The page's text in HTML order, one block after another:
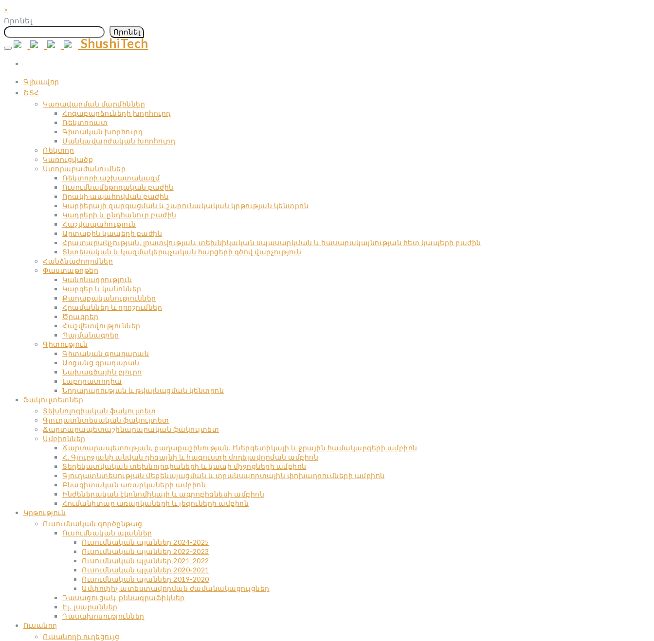
×
Որոնել
Որոնել
Skip
content
ShushiTech
Գլխավոր
ՇՏՀ
Կառավարման մարմիններ
Հոգաբարձուների խորհուրդ
Ռեկտորատ
Գիտական ​​խորհուրդ
Մանկավարժական ​​խորհուրդ
Ռեկտոր
Կառուցվածք
Ստորաբաժանումներ
Ռեկտորի աշխատակազմ
Ուսումնամեթոդական բաժին
Որակի ապահովման բաժին
Կարիերայի զարգացման և շարունակական կրթության կենտրոն
Կադրերի և ընդհանուր բաժին
Հաշվապահություն
Արտաքին կապերի բաժին
Հրատարակչության, լրատվության, տեխնիկական սպասարկման և հասարակայնության հետ կապերի բաժին
Տնտեսական և կազմակերպչական հարցերի գծով վարչություն
Հանձնաժողովներ
Փաստաթղթեր
Կանոնադրություն
Կարգեր և կանոններ
Քաղաքականություններ
Հրամաններ և որոշումներ
Ծրագրեր
Հաշվետվություններ
Պայմանագրեր
Գիտություն
Գիտական գրադարան
Առցանց գրադարան
Նախագծային բյուրո
Լաբորատորիա
Նորարարության և թվայնացման կենտրոն
Ֆակուլտետներ
Տեխնոլոգիական ֆակուլտետ
Գյուղատնտեսական ֆակուլտետ
Ճարտարապետաշինարարական ֆակուլտետ
Ամբիոններ
Ճարտարապետության, քաղաքաշինության, էներգետիկայի և ջրային համակարգերի ամբիոն
Հ. Գյուրջյանի անվան դիզայնի և հագուստի մոդելավորման ամբիոն
Տեղեկատվական տեխնոլոգիաների և կապի միջոցների ամբիոն
Գյուղատնտեսության մեքենայացման և տրանսպորտային փոխադրումների ամբիոն
Բնագիտական առարկաների ամբիոն
Ինժեներական էկոնոմիկայի և ագրոբիզնեսի ամբիոն
Հումանիտար առարկաների և լեզուների ամբիոն
Կրթություն
Ուսումնական գործընթաց
Ուսումնական պլաններ
Ուսումնական պլաններ 2024-2025
Ուսումնական պլաններ 2022-2023
Ուսումնական պլաններ 2021-2022
Ուսումնական պլաններ 2020-2021
Ուսումնական պլաններ 2019-2020
Ամփոփիչ ատեստավորման ժամանակացույցներ
Դասացուցակ, քննագրաֆիկներ
Էլ․ լսարաններ
Դասախոսություններ
Ուսանող
Ուսանողի ուղեցույց